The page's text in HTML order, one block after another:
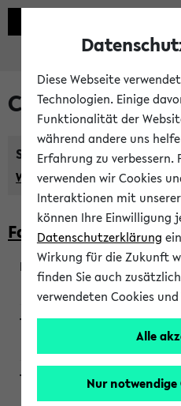
Courses taught
Semester:
WiSe 2026/2027 SoSe 2026
Faculty of Biology
200923
Wendisch, Peters-
Projektmodul "Bakterielle
Diese Webseite
Technologien. Einige
Funktionalität der
während andere uns
Erfahrung zu verbessern.
verwenden wir Cookies
Interaktionen mit unserer
können Ihre Einwilligung
Datenschutzerklärung
Wirkung für die Zukunft
finden Sie auch
verwendeten Cookies
Alle
Nur notwendige